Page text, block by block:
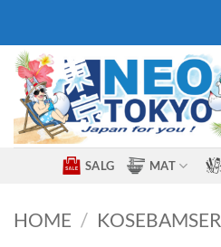
content
SALG MAT
HOME / KOSEBAMSER